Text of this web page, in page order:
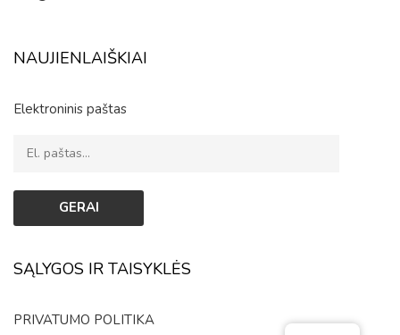
NAUJIENLAIŠKIAI
Elektroninis paštas
SĄLYGOS IR TAISYKLĖS
PRIVATUMO POLITIKA